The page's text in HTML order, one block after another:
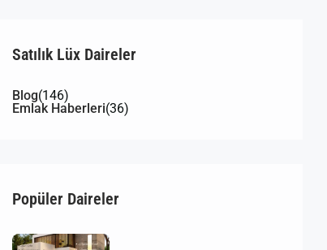
Satılık Lüx Daireler
Blog(146)
Emlak Haberleri(36)
Popüler Daireler